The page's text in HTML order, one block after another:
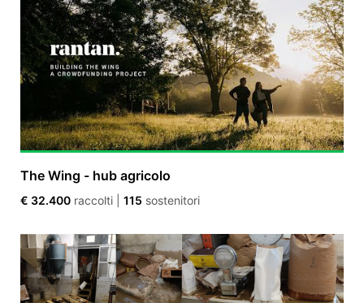
The Wing - hub agricolo
€ 32.400 raccolti 115 sostenitori